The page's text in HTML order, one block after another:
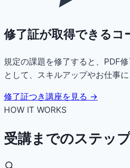
修了証が取得できるコ
規定の課題を修了すると、PDF
として、スキルアップやお仕事に
修了証つき講座を見る →
HOW IT WORKS
受講までのステッ